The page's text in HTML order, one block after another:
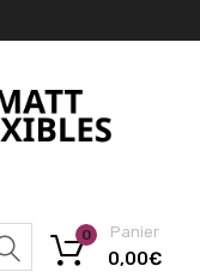
Recherche
Panier
0,00€
0